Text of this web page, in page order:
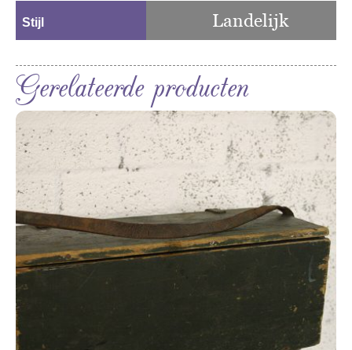
Stijl Landelijk
Gerelateerde producten